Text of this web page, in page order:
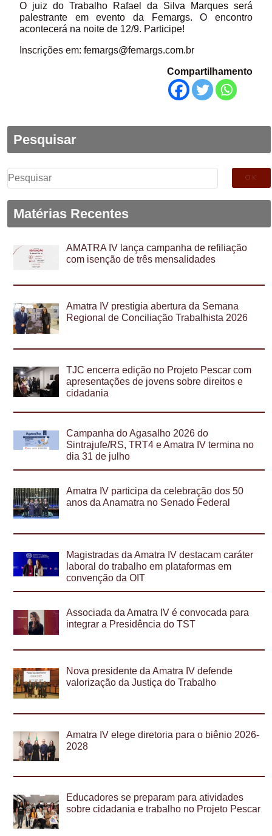
O juiz do Trabalho Rafael da Silva Marques será
palestrante em evento da Femargs. O encontro
acontecerá na noite de 12/9. Participe!
Inscrições em: femargs@femargs.com.br
Compartilhamento
Pesquisar
Pesquisar
por:
Matérias Recentes
AMATRA IV lança campanha de refiliação
com isenção de três mensalidades
Amatra IV prestigia abertura da Semana
Regional de Conciliação Trabalhista 2026
TJC encerra edição no Projeto Pescar com
apresentações de jovens sobre direitos e
cidadania
Campanha do Agasalho 2026 do
Sintrajufe/RS, TRT4 e Amatra IV termina no
dia 31 de julho
Amatra IV participa da celebração dos 50
anos da Anamatra no Senado Federal
Magistradas da Amatra IV destacam caráter
laboral do trabalho em plataformas em
convenção da OIT
Associada da Amatra IV é convocada para
integrar a Presidência do TST
Nova presidente da Amatra IV defende
valorização da Justiça do Trabalho
Amatra IV elege diretoria para o biênio 2026-
2028
Educadores se preparam para atividades
sobre cidadania e trabalho no Projeto Pescar